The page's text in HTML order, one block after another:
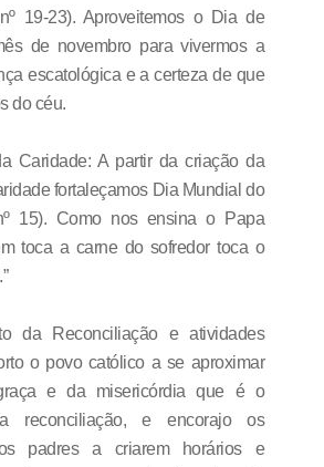
19-23). Aproveitemos o Dia de
de novembro para vivermos a
escatológica e a certeza de que
do céu.
Caridade: A partir da criação da
fortaleçamos Dia Mundial do
15). Como nos ensina o Papa
toca a carne do sofredor toca o
da Reconciliação e atividades
o povo católico a se aproximar
e da misericórdia que é o
reconciliação, e encorajo os
padres a criarem horários e